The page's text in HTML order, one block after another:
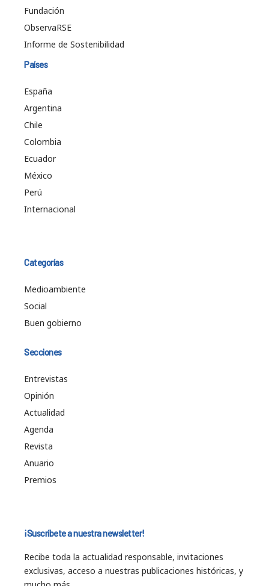
Fundación
ObservaRSE
Informe de Sostenibilidad
Países
España
Argentina
Chile
Colombia
Ecuador
México
Perú
Internacional
Categorías
Medioambiente
Social
Buen gobierno
Secciones
Entrevistas
Opinión
Actualidad
Agenda
Revista
Anuario
Premios
¡Suscríbete a nuestra newsletter!
Recibe toda la actualidad responsable, invitaciones
exclusivas, acceso a nuestras publicaciones históricas, y